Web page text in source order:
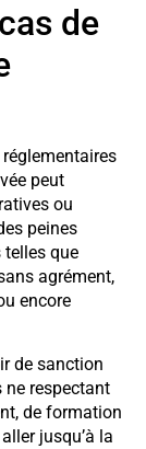
de
peut
ou
peines
telles que
agrément,
encore
de sanction
ne respectant
de formation
jusqu’à la